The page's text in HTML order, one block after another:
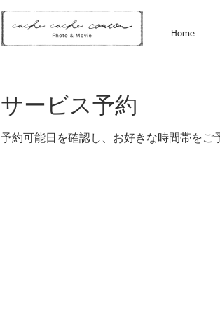
Home
サービス予約
予約可能日を確認し、お好きな時間帯をご